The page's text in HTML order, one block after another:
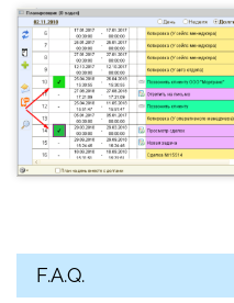
F.A.Q.